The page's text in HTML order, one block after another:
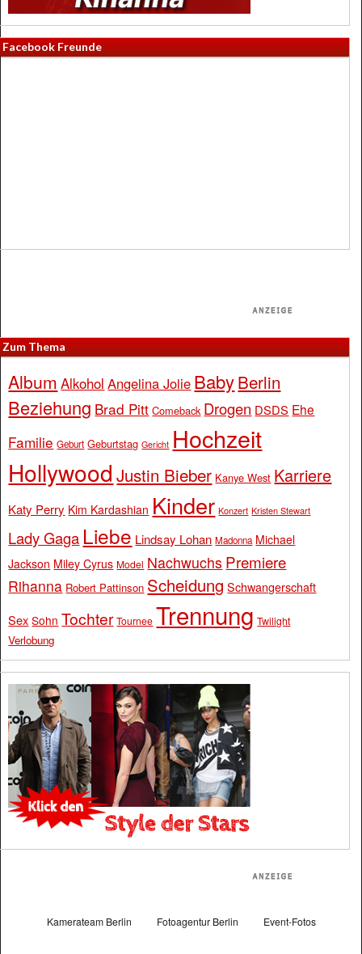
Facebook Freunde
Zum Thema
Album Alkohol Angelina Jolie BabyBerlin
Beziehung Brad Pitt Comeback Drogen DSDS Ehe
Familie Geburt Geburtstag Gericht Hochzeit
Hollywood Justin Bieber Kanye West Karriere
Katy Perry Kim Kardashian Kinder Konzert Kristen Stewart
Lady Gaga Liebe Lindsay Lohan Madonna Michael
Jackson Miley Cyrus Model Nachwuchs Premiere
Rihanna Robert Pattinson Scheidung Schwangerschaft
Sex Sohn Tochter Tournee Trennung Twilight
Verlobung
Kamerateam Berlin Fotoagentur Berlin Event-Fotos